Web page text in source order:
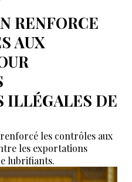
RENFORCE
AUX
ILLÉGALES DE
les contrôles aux
les exportations
lubrifiants.